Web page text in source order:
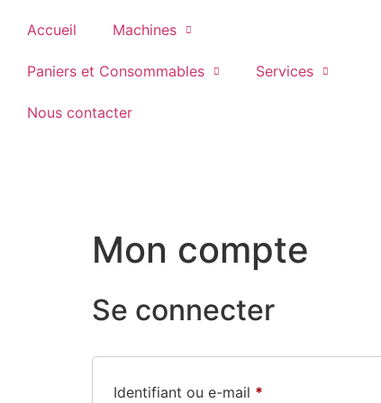
Accueil Machines
Paniers et Consommables Services
Nous contacter
Mon compte
Se connecter
Identifiant ou e-mail *